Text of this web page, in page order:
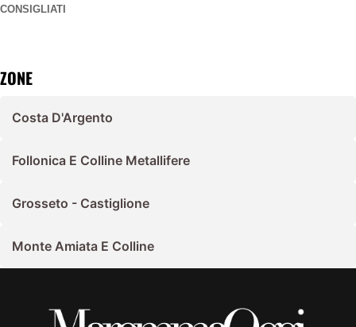
CONSIGLIATI
ZONE
Costa D'Argento
Follonica E Colline Metallifere
Grosseto - Castiglione
Monte Amiata E Colline